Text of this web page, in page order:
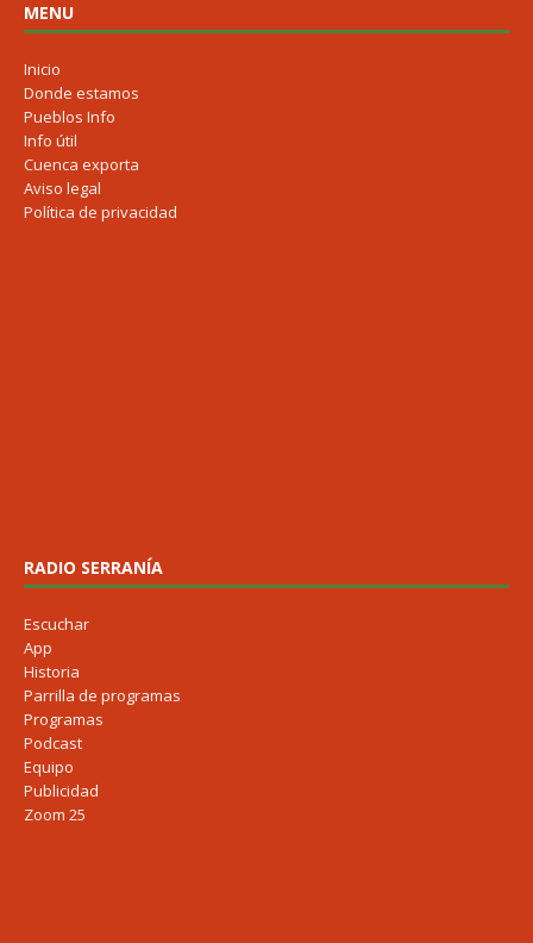
MENU
Inicio
Donde estamos
Pueblos Info
Info útil
Cuenca exporta
Aviso legal
Política de privacidad
RADIO SERRANÍA
Escuchar
App
Historia
Parrilla de programas
Programas
Podcast
Equipo
Publicidad
Zoom 25